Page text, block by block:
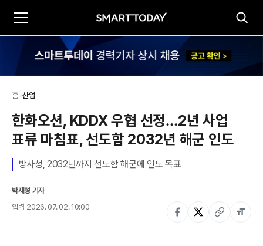
홈>산업
한화오션, KDDX 우협 선정…2년 사업
표류 마침표, 선도함 2032년 해군 인도
방사청, 2032년까지 선도함 해군에 인도 목표
박재형 기자
입력 2026. 07. 02. 10:00